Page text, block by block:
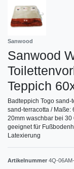
Sanwood
Sanwood
Teppich
Badteppich Togo
sand-terracotta / Maße:
20mm waschbar bei
geeignet für
Latexierung
Artikelnummer 4Q-